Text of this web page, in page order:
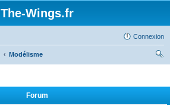
The-Wings.fr
Connexion
Modélisme
Forum